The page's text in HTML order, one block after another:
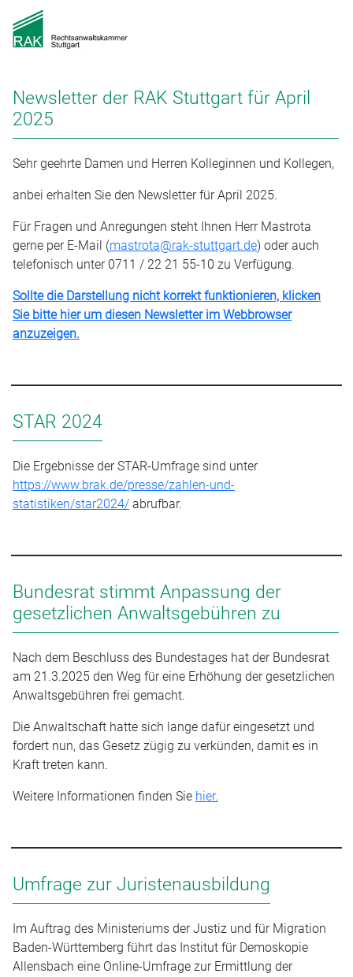
Newsletter der RAK Stuttgart für April
2025
Sehr geehrte Damen und Herren Kolleginnen und Kollegen,
anbei erhalten Sie den Newsletter für April 2025.
Für Fragen und Anregungen steht Ihnen Herr Mastrota
gerne per E-Mail (mastrota@rak-stuttgart.de) oder auch
telefonisch unter 0711 / 22 21 55-10 zu Verfügung.
Sollte die Darstellung nicht korrekt funktionieren, klicken
Sie bitte hier um diesen Newsletter im Webbrowser
anzuzeigen.
STAR 2024
Die Ergebnisse der STAR-Umfrage sind unter
https://www.brak.de/presse/zahlen-und-
statistiken/star2024/ abrufbar.
Bundesrat stimmt Anpassung der
gesetzlichen Anwaltsgebühren zu
Nach dem Beschluss des Bundestages hat der Bundesrat
am 21.3.2025 den Weg für eine Erhöhung der gesetzlichen
Anwaltsgebühren frei gemacht.
Die Anwaltschaft hatte sich lange dafür eingesetzt und
fordert nun, das Gesetz zügig zu verkünden, damit es in
Kraft treten kann.
Weitere Informationen finden Sie hier.
Umfrage zur Juristenausbildung
Im Auftrag des Ministeriums der Justiz und für Migration
Baden-Württemberg führt das Institut für Demoskopie
Allensbach eine Online-Umfrage zur Ermittlung der